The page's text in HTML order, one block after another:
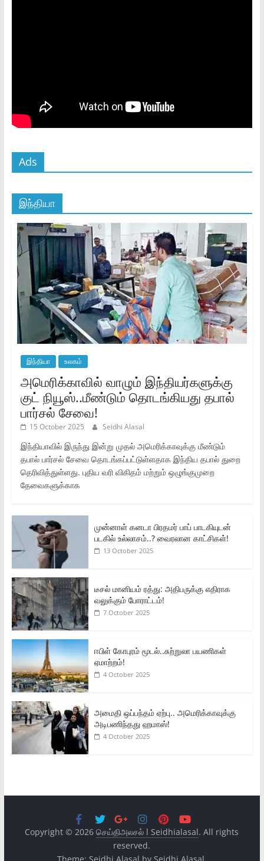
Ads
இந்தியா
இந்தியா உலகம்
அமெரிக்காவில் வாழும் இந்தியர்களுக்கு
குட் நியூஸ்..மீண்டும் தொடங்கியது தபால்
பார்சல் சேவை!
15 October 2025 Seidhi Alasal
இந்தியாவில் இருந்து இன்று முதல் அமெரிக்காவுக்கு மீண்டும்
தபால் பார்சல் சேவை தொடங்கப்பட்டுள்ளதாக இந்திய தபால் துறை
தெரிவித்துள்ளது. புதிய வரி விகிதம் மற்றும் ஒழுங்குமுறை
தேவைகளுக்காக
முன்னாள் கனடா பிரதமர் பாப் பாடகியுடன்
படகில் உல்லாசம்..? வைரலான காட்சிகள்!
13 October 2025
டீசல் மானியம் ரத்து: அதிபருக்கு எதிராக
வலுக்கும் போராட்டம்!
7 October 2025
ஈபிள் கோபுரம் மூடல்..சுற்றுலா பயணிகள்
ஏமாற்றம்!
4 October 2025
அமைதி ஒப்பந்தம் ஏற்பு.. அமெரிக்காவுக்கு
அடிபணிந்தது ஹமாஸ்!
4 October 2025
Copyright © 2026செய்திஅலசல் l Seidhialasal. All rights
reserved.